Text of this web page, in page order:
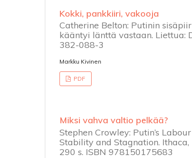
Kokki, pankkiiri, vakooja
Catherine Belton: Putinin
kääntyi länttä vastaan. Liettua:
382-088-3
Markku Kivinen
PDF
Miksi vahva valtio pelkää?
Stephen Crowley: Putin’s
Stability and Stagnation.
290 s. ISBN 978150175683